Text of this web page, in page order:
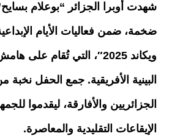
شهدت أوبرا الجزائر “بوعلام
ضخمة، ضمن فعاليات الأيام
ويكاند 2025″، التي تُقام
البينية الأفريقية. جمع الحفل نخبة
الجزائريين والأفارقة، ليقدموا
الإيقاعات التقليدية والمعاصرة.